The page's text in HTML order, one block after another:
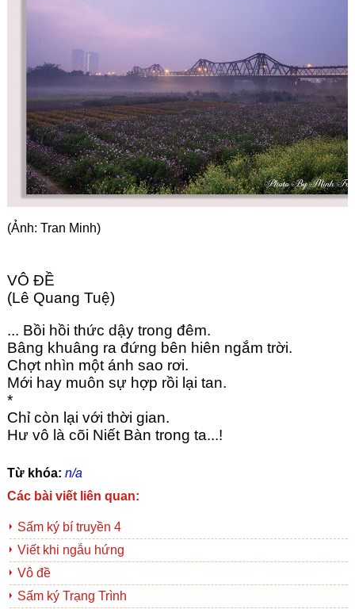
Góc chia sẻ
(Ảnh: Tran Minh)
VÔ ĐỀ
(Lê Quang Tuệ)
... Bồi hồi thức dậy trong đêm.
Bâng khuâng ra đứng bên hiên ngắm trời.
Chợt nhìn một ánh sao rơi.
Mới hay muôn sự hợp rồi lại tan.
*
Chỉ còn lại với thời gian.
Hư vô là cõi Niết Bàn trong ta...!
Từ khóa: n/a
Các bài viết liên quan:
Sấm ký bí truyền 4
Viết khi ngẫu hứng
Vô đề
Sấm ký Trạng Trình